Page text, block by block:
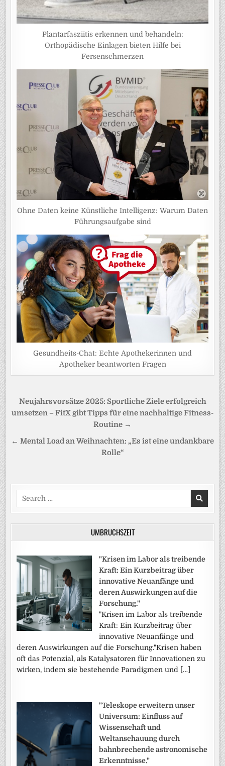
Plantarfasziitis erkennen und behandeln:
Orthopädische Einlagen bieten Hilfe bei
Fersenschmerzen
Ohne Daten keine Künstliche Intelligenz: Warum Daten
Führungsaufgabe sind
Gesundheits-Chat: Echte Apothekerinnen und
Apotheker beantworten Fragen
Beitragsnavigation
Neujahrsvorsätze 2025: Sportliche Ziele erfolgreich
umsetzen – FitX gibt Tipps für eine nachhaltige Fitness-
Routine →
← Mental Load an Weihnachten: „Es ist eine undankbare
Rolle“
Search
for:
UMBRUCHSZEIT
"Krisen im Labor als treibende
Kraft: Ein Kurzbeitrag über
innovative Neuanfänge und
deren Auswirkungen auf die
Forschung."
"Krisen im Labor als treibende
Kraft: Ein Kurzbeitrag über
innovative Neuanfänge und
deren Auswirkungen auf die Forschung."Krisen haben
oft das Potenzial, als Katalysatoren für Innovationen zu
wirken, indem sie bestehende Paradigmen und […]
"Teleskope erweitern unser
Universum: Einfluss auf
Wissenschaft und
Weltanschauung durch
bahnbrechende astronomische
Erkenntnisse."